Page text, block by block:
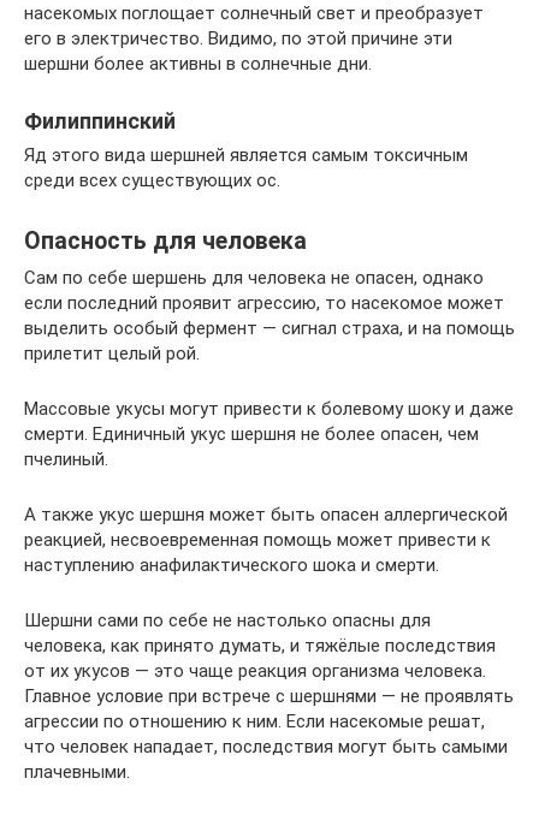
насекомых поглощает солнечный свет и преобразует
его в электричество. Видимо, по этой причине эти
шершни более активны в солнечные дни.
Филиппинский
Яд этого вида шершней является самым токсичным
среди всех существующих ос.
Опасность для человека
Сам по себе шершень для человека не опасен, однако
если последний проявит агрессию, то насекомое может
выделить особый фермент — сигнал страха, и на помощь
прилетит целый рой.
Массовые укусы могут привести к болевому шоку и даже
смерти. Единичный укус шершня не более опасен, чем
пчелиный.
А также укус шершня может быть опасен аллергической
реакцией, несвоевременная помощь может привести к
наступлению анафилактического шока и смерти.
Шершни сами по себе не настолько опасны для
человека, как принято думать, и тяжёлые последствия
от их укусов — это чаще реакция организма человека.
Главное условие при встрече с шершнями — не проявлять
агрессии по отношению к ним. Если насекомые решат,
что человек нападает, последствия могут быть самыми
плачевными.